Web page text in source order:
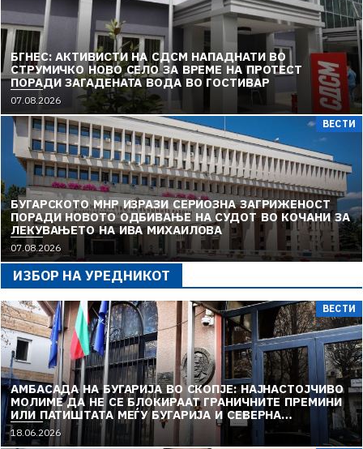
БГНЕС: AКТИВИСТИ НА СДСМ НАПАДНАТИ ВО
СТРУМИЧКО НОВО СЕЛО ЗА ВРЕМЕ НА ПРОТЕСТ
ПОРАДИ ЗАГАДЕНАТА ВОДА ВО ГОСТИВАР
07.08.2026
ВЕСТИ
БУГАРСКОТО МНР ИЗРАЗИ СЕРИОЗНА ЗАГРИЖЕНОСТ
ПОРАДИ НОВОТО ОДБИВАЊЕ НА СУДОТ ВО КОЧАНИ ЗА
ЛЕКУВАЊЕТО НА ИВА МИХАИЛОВА
07.08.2026
ИЗБОР НА УРЕДНИКОТ
ВЕСТИ
АМБАСАДА НА БУГАРИЈА ВО СКОПЈЕ: НАЈНАСТОЈЧИВО
МОЛИМЕ ДА НЕ СЕ БЛОКИРААТ ГРАНИЧНИТЕ ПРЕМИНИ
ИЛИ ПАТИШТАТА МЕЃУ БУГАРИЈА И СЕВЕРНА
МАКЕДОНИЈА
18.06.2026